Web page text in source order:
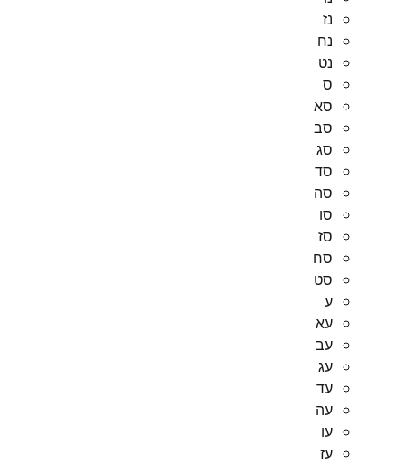
נז
נח
נט
ס
סא
סב
סג
סד
סה
סו
סז
סח
סט
ע
עא
עב
עג
עד
עה
עו
עז